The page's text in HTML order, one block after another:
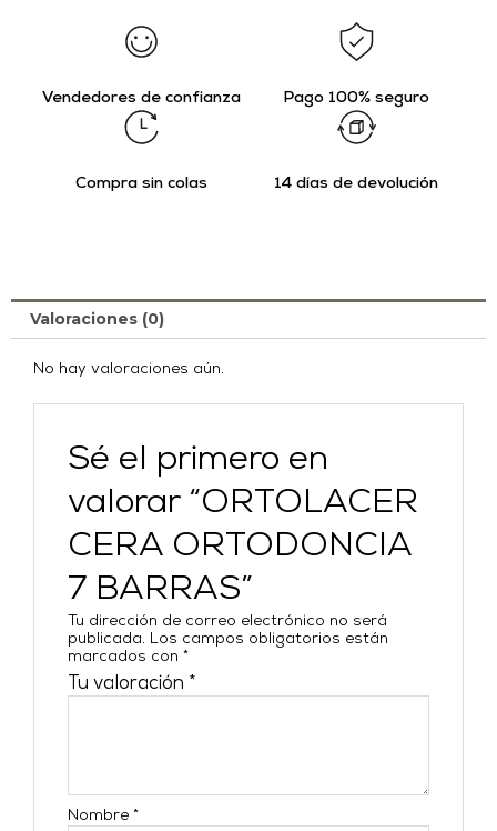
Vendedores de confianza Pago 100% seguro
Compra sin colas 14 días de devolución
Valoraciones (0)
No hay valoraciones aún.
Sé el primero en
valorar “ORTOLACER
CERA ORTODONCIA
7 BARRAS”
Tu dirección de correo electrónico no será
publicada. Los campos obligatorios están
marcados con*
Tu valoración *
Nombre*